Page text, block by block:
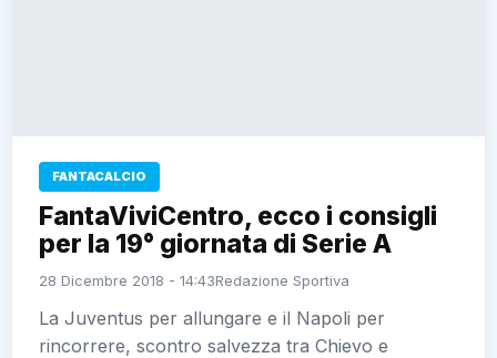
FANTACALCIO
FantaViviCentro, ecco i consigli
per la 19° giornata di Serie A
28 Dicembre 2018 - 14:43Redazione Sportiva
La Juventus per allungare e il Napoli per
rincorrere, scontro salvezza tra Chievo e